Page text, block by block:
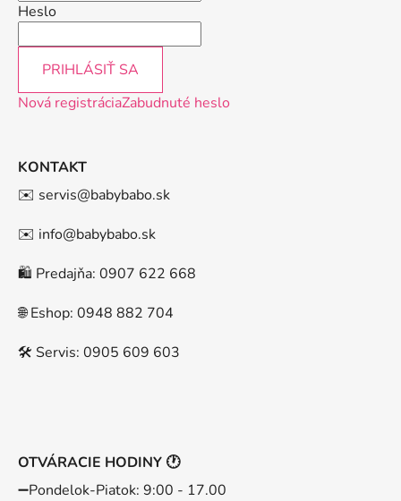
Heslo
PRIHLÁSIŤ SA
Nová registráciaZabudnuté heslo
KONTAKT
✉️ servis@babybabo.sk
✉️ info@babybabo.sk
🛍️ Predajňa: 0907 622 668
🌐 Eshop: 0948 882 704
🛠️ Servis: 0905 609 603
OTVÁRACIE HODINY 🕐
➖️Pondelok-Piatok: 9:00 - 17.00